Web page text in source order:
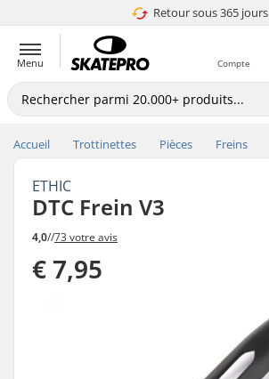
Retour sous 365 jours
4.8 de 5
Menu Compte
Accueil Trottinettes Pièces Freins
ETHIC
DTC Frein V3
4,0//73 votre avis
€ 7,95